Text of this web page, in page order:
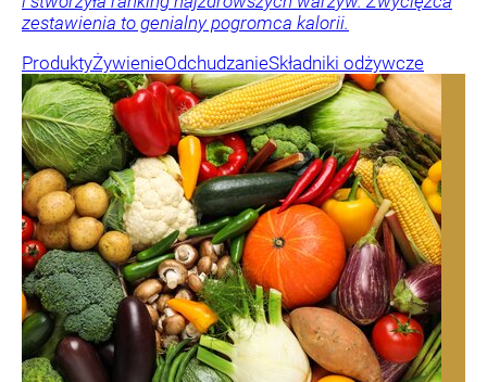
zestawienia to genialny pogromca kalorii.
ProduktyŻywienieOdchudzanieSkładniki odżywcze